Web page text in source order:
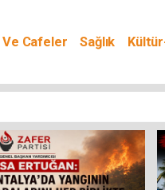
Cafeler Sağlık